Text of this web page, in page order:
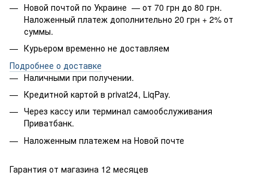
Новой почтой по Украине — от 70 грн до 80 грн.
Наложенный платеж дополнительно 20 грн + 2% от
суммы.
Курьером временно не доставляем
Подробнее о доставке
Наличными при получении.
Кредитной картой в privat24, LiqPay.
Через кассу или терминал самообслуживания
Приватбанк.
Наложенным платежем на Новой почте
Гарантия от магазина 12 месяцев